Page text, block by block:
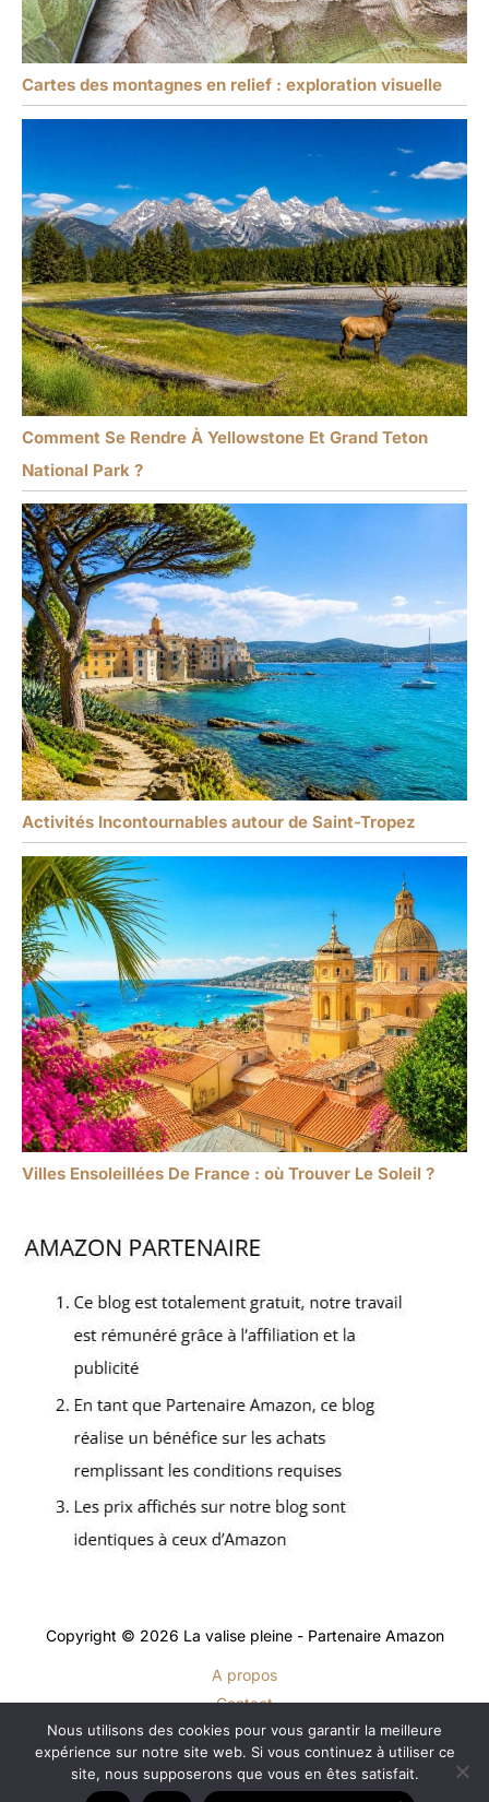
Cartes des montagnes en relief : exploration visuelle
Comment Se Rendre À Yellowstone Et Grand Teton
National Park ?
Activités Incontournables autour de Saint-Tropez
Villes Ensoleillées De France : où Trouver Le Soleil ?
Copyright © 2026 La valise pleine - Partenaire Amazon
A propos
Contact
Plan du site
Mentions légales
Politique de confidentialité
Nous utilisons des cookies pour vous garantir la meilleure
expérience sur notre site web. Si vous continuez à utiliser ce
site, nous supposerons que vous en êtes satisfait.